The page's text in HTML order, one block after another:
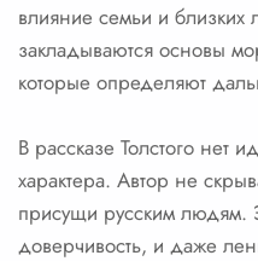
влияние семьи и
закладываются основы
которые определяют
В рассказе Толстого нет
характера. Автор не
присущи русским людям.
доверчивость, и даже